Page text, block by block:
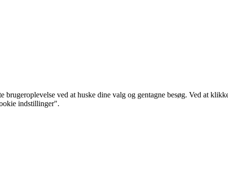
ved at huske dine valg og gentagne besøg. Ved at
indstillinger".